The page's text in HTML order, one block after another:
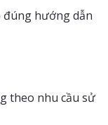
đúng hướng dẫn
theo nhu cầu sử